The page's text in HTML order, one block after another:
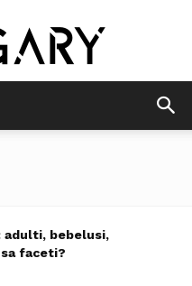
adulti, bebelusi,
faceti?